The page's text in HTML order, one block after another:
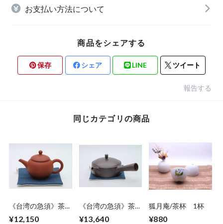
お支払い方法について
商品をシェアする
保存 シェア LINE ツイート
報告する
同じカテゴリの商品
《台湾の急須》茶
¥12,150
《台湾の急須》茶
¥13,640
狐月庵/茶杯 1杯
¥880